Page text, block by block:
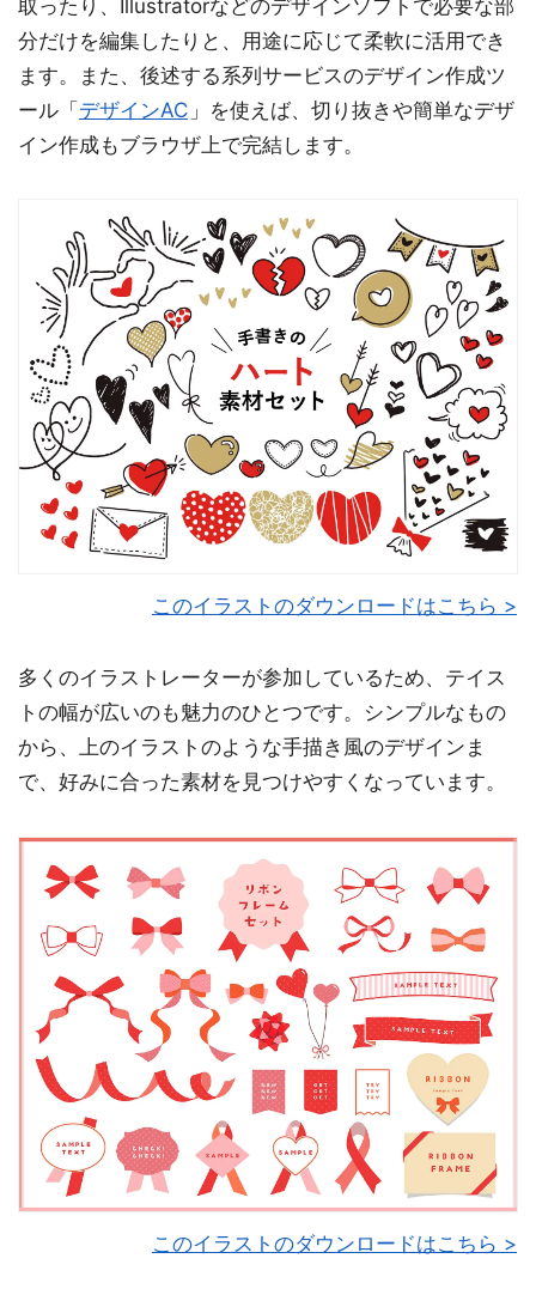
取ったり、Illustratorなどのデザインソフトで必要な部
分だけを編集したりと、用途に応じて柔軟に活用でき
ます。また、後述する系列サービスのデザイン作成ツ
ール「デザインAC 」を使えば、切り抜きや簡単なデザ
イン作成もブラウザ上で完結します。
このイラストのダウンロードはこちら >
多くのイラストレーターが参加しているため、テイス
トの幅が広いのも魅力のひとつです。シンプルなもの
から、上のイラストのような手描き風のデザインま
で、好みに合った素材を見つけやすくなっています。
このイラストのダウンロードはこちら >